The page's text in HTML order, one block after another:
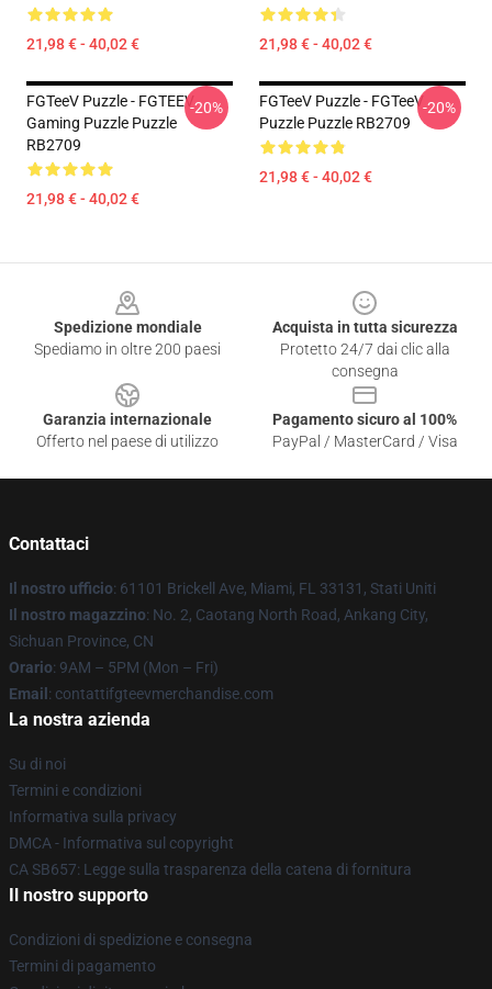
21,98 € - 40,02 € 21,98 € - 40,02 €
FGTeeV Puzzle - FGTEEV
Gaming Puzzle Puzzle
RB2709
21,98 € - 40,02 €
-20%
FGTeeV Puzzle - FGTeeV
Puzzle Puzzle RB2709
21,98 € - 40,02 €
-20%
Spedizione mondiale
Spediamo in oltre 200 paesi
Acquista in tutta sicurezza
Protetto 24/7 dai clic alla
consegna
Garanzia internazionale
Offerto nel paese di utilizzo
Pagamento sicuro al 100%
PayPal / MasterCard / Visa
Contattaci
Il nostro ufficio: 61101 Brickell Ave, Miami, FL 33131, Stati Uniti
Il nostro magazzino: No. 2, Caotang North Road, Ankang City,
Sichuan Province, CN
Orario: 9AM – 5PM (Mon – Fri)
Email : contattifgteevmerchandise.com
La nostra azienda
Su di noi
Termini e condizioni
Informativa sulla privacy
DMCA - Informativa sul copyright
CA SB657: Legge sulla trasparenza della catena di fornitura
Il nostro supporto
Condizioni di spedizione e consegna
Termini di pagamento